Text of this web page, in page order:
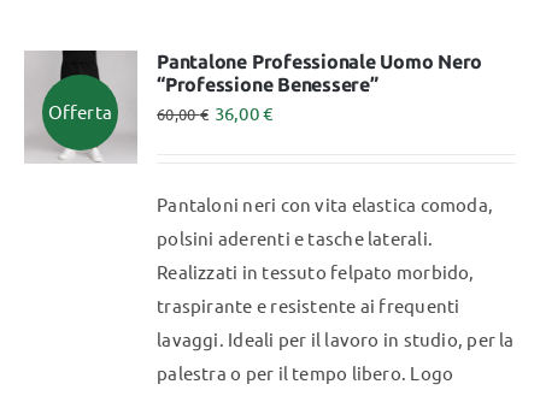
varianti.
Le
opzioni
scelte
del
prodotto
Offerta
Pantalone Professionale Uomo Nero
“Professione Benessere”
60,00€ 36,00€
Pantaloni neri con vita elastica comoda,
polsini aderenti e tasche laterali.
Realizzati in tessuto felpato morbido,
traspirante e resistente ai frequenti
lavaggi. Ideali per il lavoro in studio, per la
palestra o per il tempo libero. Logo